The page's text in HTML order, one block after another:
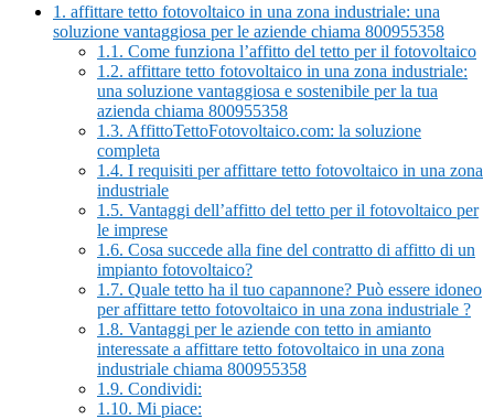
1. affittare tetto fotovoltaico in una zona industriale: una
soluzione vantaggiosa per le aziende chiama 800955358
1.1. Come funziona l’affitto del tetto per il fotovoltaico
1.2. affittare tetto fotovoltaico in una zona industriale:
una soluzione vantaggiosa e sostenibile per la tua
azienda chiama 800955358
1.3. AffittoTettoFotovoltaico.com: la soluzione
completa
1.4. I requisiti per affittare tetto fotovoltaico in una zona
industriale
1.5. Vantaggi dell’affitto del tetto per il fotovoltaico per
le imprese
1.6. Cosa succede alla fine del contratto di affitto di un
impianto fotovoltaico?
1.7. Quale tetto ha il tuo capannone? Può essere idoneo
per affittare tetto fotovoltaico in una zona industriale ?
1.8. Vantaggi per le aziende con tetto in amianto
interessate a affittare tetto fotovoltaico in una zona
industriale chiama 800955358
1.9. Condividi:
1.10. Mi piace: